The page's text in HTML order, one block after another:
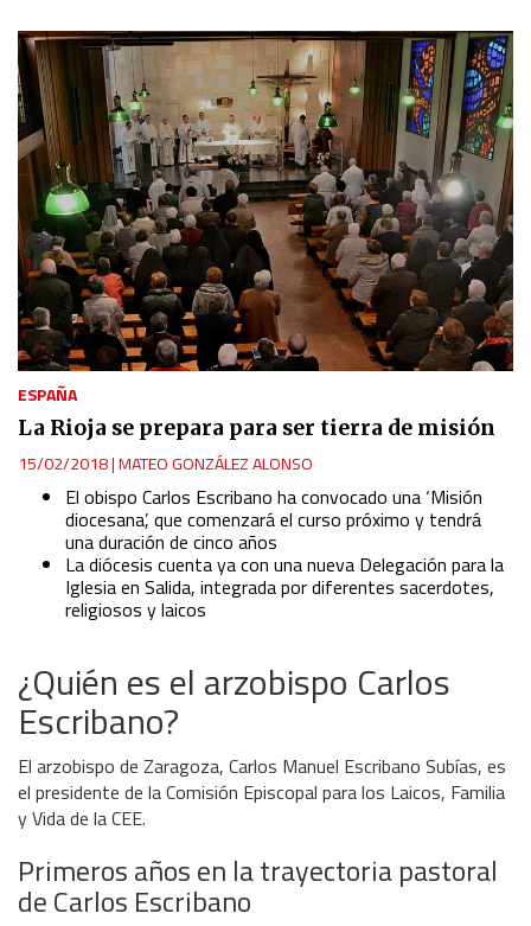
ESPAÑA
La Rioja se prepara para ser tierra de misión
15/02/2018|MATEO GONZÁLEZ ALONSO
El obispo Carlos Escribano ha convocado una ‘Misión
diocesana’, que comenzará el curso próximo y tendrá
una duración de cinco años
La diócesis cuenta ya con una nueva Delegación para la
Iglesia en Salida, integrada por diferentes sacerdotes,
religiosos y laicos
¿Quién es el arzobispo Carlos
Escribano?
El arzobispo de Zaragoza, Carlos Manuel Escribano Subías, es
el presidente de la Comisión Episcopal para los Laicos, Familia
y Vida de la CEE.
Primeros años en la trayectoria pastoral
de Carlos Escribano